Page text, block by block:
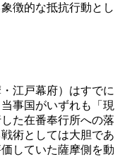
徴的な抵抗行動とし
江戸幕府）はすでに
事国がいずれも「現
た在番奉行所への落
術としては大胆であ
していた薩摩側を動